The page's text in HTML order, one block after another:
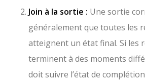
Join à la sortie : Une sortie
généralement que toutes les
atteignent un état final. Si les
terminent à des moments
doit suivre l’état de